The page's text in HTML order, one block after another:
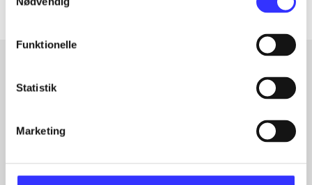
Funktionelle
Statistik
Marketing
Artikler med samme emner